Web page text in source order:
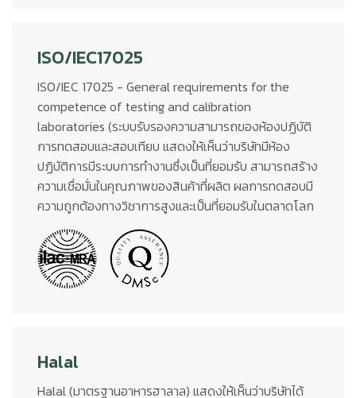
ISO/IEC17025
ISO/IEC 17025 - General requirements for the
competence of testing and calibration
laboratories (ระบบรับรองความสามารถของห้องปฏิบัติ
การทดสอบและสอบเทียบ แสดงให้เห็นว่าบริษัทมีห้อง
ปฏิบัติการมีระบบการทำงานซึ่งเป็นที่ยอมรับ สามารถสร้าง
ความเชื่อมั่นในคุณภาพของสินค้าที่ผลิต ผลการทดสอบมี
ความถูกต้องทางวิชาการสูงและเป็นที่ยอมรับในตลาดโลก
Halal
Halal (มาตรฐานอาหารฮาลาล) แสดงให้เห็นว่าบริษัทได้